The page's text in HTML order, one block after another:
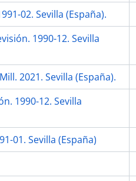
02. Sevilla (España).
1990-12. Sevilla
2021. Sevilla (España).
1990-12. Sevilla
01. Sevilla (España)